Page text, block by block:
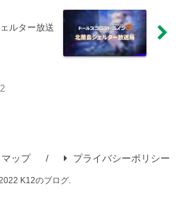
ルター放送
ップ プライバシーポリシー
K12のブログ.